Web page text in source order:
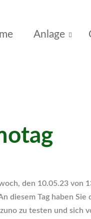
Anlage
den 10.05.23 von
diesem Tag haben
zu testen und sich